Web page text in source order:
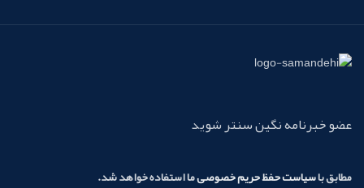
عضو خبرنامه نگین سنتر شوید
مطابق باسیاست حفظ حریم خصوصیما استفاده خواهد شد.